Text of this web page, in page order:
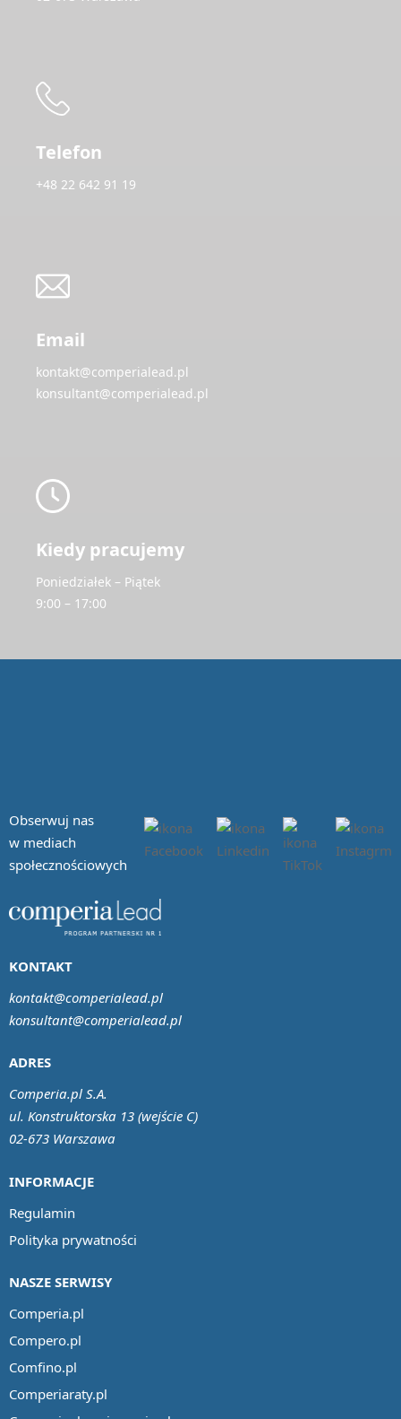
Telefon
+48 22 642 91 19
Email
kontakt@comperialead.pl
konsultant@comperialead.pl
Kiedy pracujemy
Poniedziałek – Piątek
9:00 – 17:00
Obserwuj nas
w mediach
społecznościowych
INFORMACJE
Regulamin
Polityka prywatności
NASZE SERWISY
Comperia.pl
Compero.pl
Comfino.pl
Comperiaraty.pl
ADRES
Comperia.pl S.A.
ul. Konstruktorska 13 (wejście C)
02-673 Warszawa
KONTAKT
kontakt@comperialead.pl
konsultant@comperialead.pl